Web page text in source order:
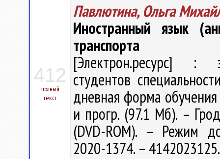
412
полный
текст
Павлютина, Ольга
Иностранный язык
транспорта
[Электрон.ресурс] :
студентов
дневная форма
и прогр. (97.1 Мб). –
(DVD-ROM). – Режим
2020-1374. –